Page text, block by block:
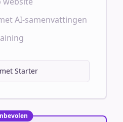
AI-samenvattingen
Starter